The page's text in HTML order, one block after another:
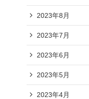
2023年8月
2023年7月
2023年6月
2023年5月
2023年4月